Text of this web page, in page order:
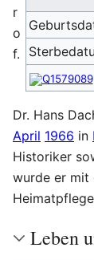
Q1579089
r
o
f.
Dr. Hans
April 1966 in
Historiker
wurde er mit
Leben